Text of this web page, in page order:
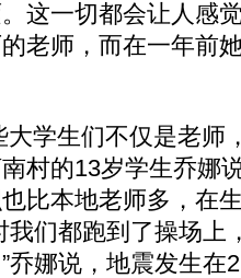
这一切都会让人感
老师，而在一年前
学生们不仅是老师
村的13岁学生乔娜
比本地老师多，在
我们都跑到了操场上
乔娜说，地震发生在